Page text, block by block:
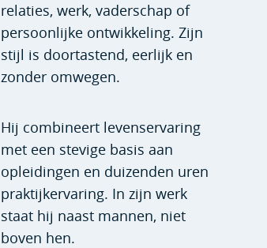
relaties, werk, vaderschap of
persoonlijke ontwikkeling. Zijn
stijl is doortastend, eerlijk en
zonder omwegen.
Hij combineert levenservaring
met een stevige basis aan
opleidingen en duizenden uren
praktijkervaring. In zijn werk
staat hij naast mannen, niet
boven hen.